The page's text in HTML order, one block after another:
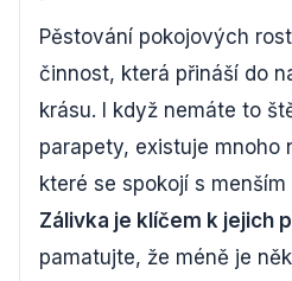
Pěstování pokojových
činnost, která přináší do
krásu. I když nemáte to
parapety, existuje mnoho
které se spokojí s
Zálivka je klíčem k jejich
pamatujte, že méně je